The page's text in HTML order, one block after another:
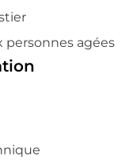
personnes agées